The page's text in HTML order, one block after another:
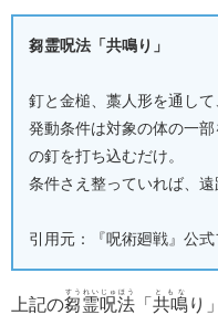
芻霊呪法「共鳴り」
釘と金槌、藁人形を通して
発動条件は対象の体の一
の釘を打ち込むだけ。
条件さえ整っていれば、遠
引用元：『呪術廻戦』公
上記の芻霊
すうれい
呪法
じゅほう
「 共鳴
ともな
り